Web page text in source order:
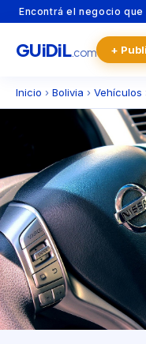
Encontrá el negocio que
GUiDiL.com +
Inicio › Bolivia › Vehículos